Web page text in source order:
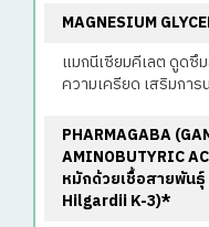
MAGNESIUM
แมกนีเซียมคีเลต ดูดซึ
ความเครียด เสริมกา
PHARMAGABA
AMINOBUTYRIC
หมักด้วยเชื้อสายพัน
Hilgardii K-3)*